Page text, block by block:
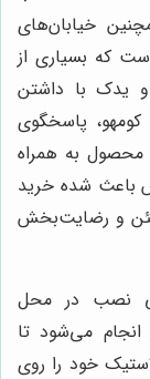
خیابان‌های
که بسیاری از
و یدک با داشتن
پاسخگوی
محصول به همراه
باعث شده خرید
و رضایت‌بخش
نصب در محل
می‌شود تا
خود را روی